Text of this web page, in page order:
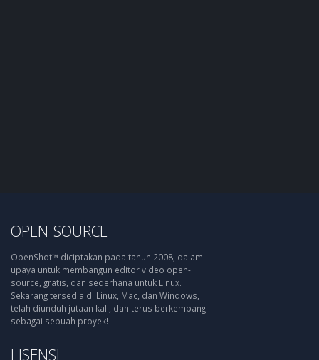
OPEN-SOURCE
OpenShot™ diciptakan pada tahun 2008, dalam
upaya untuk membangun editor video open-
source, gratis, dan sederhana untuk Linux.
Sekarang tersedia di Linux, Mac, dan Windows,
telah diunduh jutaan kali, dan terus berkembang
sebagai sebuah proyek!
LISENSI